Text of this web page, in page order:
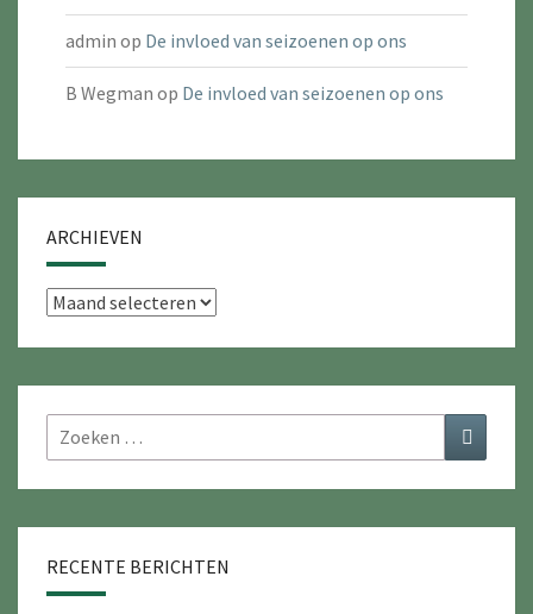
admin op De invloed van seizoenen op ons
B Wegman op De invloed van seizoenen op ons
ARCHIEVEN
Archieven
Zoeken
naar:
RECENTE BERICHTEN